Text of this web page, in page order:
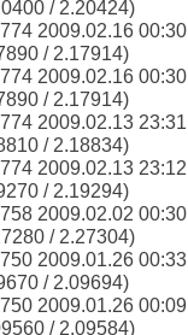
/ 2.20424)
2009.02.16
/ 2.17914)
2009.02.16
/ 2.17914)
2009.02.13
/ 2.18834)
2009.02.13
/ 2.19294)
2009.02.02
/ 2.27304)
2009.01.26
/ 2.09694)
2009.01.26
/ 2.09584)